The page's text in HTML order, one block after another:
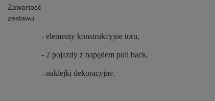
Zawartość
zestawu
- elementy konstrukcyjne toru,
- 2 pojazdy z napędem pull back,
- naklejki dekoracyjne.